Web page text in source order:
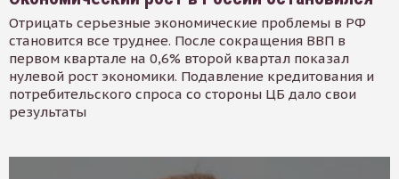
Отрицать серьезные экономические проблемы в РФ
становится все труднее. После сокращения ВВП в
первом квартале на 0,6% второй квартал показал
нулевой рост экономики. Подавление кредитования и
потребительского спроса со стороны ЦБ дало свои
результаты